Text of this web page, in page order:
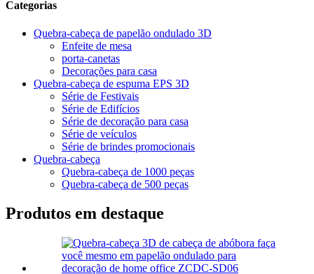
Categorias
Quebra-cabeça de papelão ondulado 3D
Enfeite de mesa
porta-canetas
Decorações para casa
Quebra-cabeça de espuma EPS 3D
Série de Festivais
Série de Edifícios
Série de decoração para casa
Série de veículos
Série de brindes promocionais
Quebra-cabeça
Quebra-cabeça de 1000 peças
Quebra-cabeça de 500 peças
Produtos em destaque